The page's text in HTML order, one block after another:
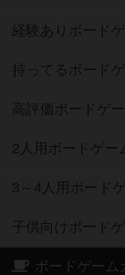
経験ありボード
持ってるボード
高評価ボードゲ
2人用ボードゲー
3～4人用ボード
子供向けボード
ボードゲーム